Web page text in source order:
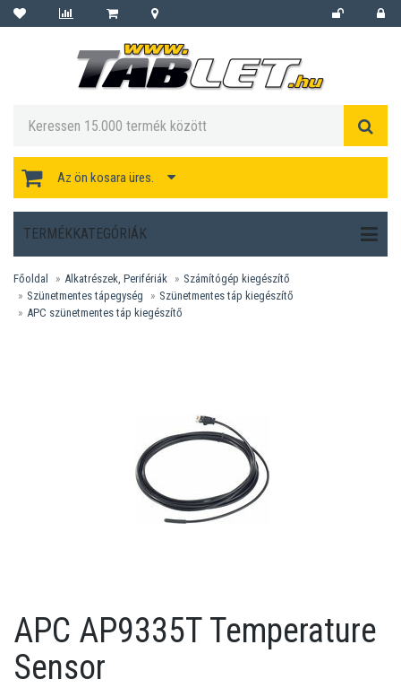
Az ön kosara üres.
TERMÉKKATEGÓRIÁK
Főoldal Alkatrészek, Perifériák
Számítógép kiegészítő
Szünetmentes tápegység
Szünetmentes táp kiegészítő
APC szünetmentes táp kiegészítő
APC AP9335T Temperature
Sensor